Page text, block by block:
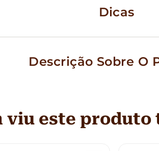
Dicas
Descrição Sobre O
viu este produto